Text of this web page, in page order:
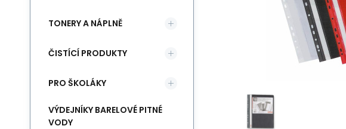
TONERY A NÁPLNĚ
ČISTÍCÍ PRODUKTY
PRO ŠKOLÁKY
VÝDEJNÍKY BARELOVÉ PITNÉ
VODY